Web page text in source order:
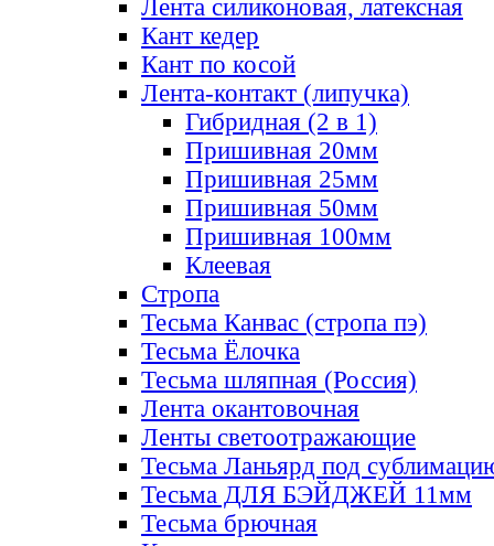
Лента силиконовая, латексная
Кант кедер
Кант по косой
Лента-контакт (липучка)
Гибридная (2 в 1)
Пришивная 20мм
Пришивная 25мм
Пришивная 50мм
Пришивная 100мм
Клеевая
Стропа
Тесьма Канвас (стропа пэ)
Тесьма Ёлочка
Тесьма шляпная (Россия)
Лента окантовочная
Ленты светоотражающие
Тесьма Ланьярд под
Тесьма ДЛЯ БЭЙДЖЕЙ 11мм
Тесьма брючная